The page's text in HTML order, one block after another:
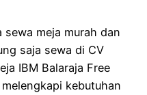
meja murah dan
saja sewa di CV
IBM Balaraja Free
kebutuhan